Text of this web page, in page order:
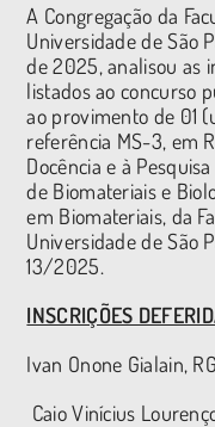
A Congregação da
Universidade de São
de 2025, analisou as
listados ao concurso
ao provimento de 01
referência MS-3, em
Docência e à
de Biomateriais e
em Biomateriais, da
Universidade de São
13/2025.
INSCRIÇÕES
Ivan Onone Gialain,
Caio Vinícius